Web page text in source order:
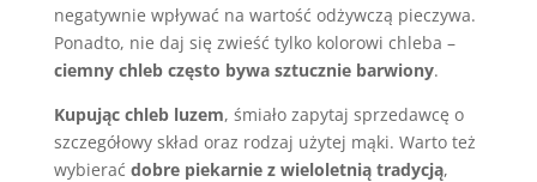
negatywnie wpływać na wartość odżywczą pieczywa.
Ponadto, nie daj się zwieść tylko kolorowi chleba –
ciemny chleb często bywa sztucznie barwiony.
Kupując chleb luzem, śmiało zapytaj sprzedawcę o
szczegółowy skład oraz rodzaj użytej mąki. Warto też
wybierać dobre piekarnie z wieloletnią tradycją,